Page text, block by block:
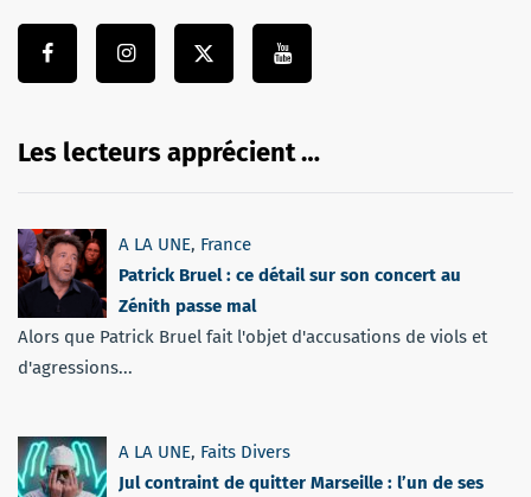
Les lecteurs apprécient …
A LA UNE, France
Patrick Bruel : ce détail sur son concert au
Zénith passe mal
Alors que Patrick Bruel fait l'objet d'accusations de viols et
d'agressions...
A LA UNE, Faits Divers
Jul contraint de quitter Marseille : l’un de ses